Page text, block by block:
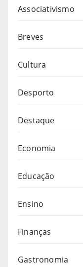
Associativismo
Breves
Cultura
Desporto
Destaque
Economia
Educação
Ensino
Finanças
Gastronomia